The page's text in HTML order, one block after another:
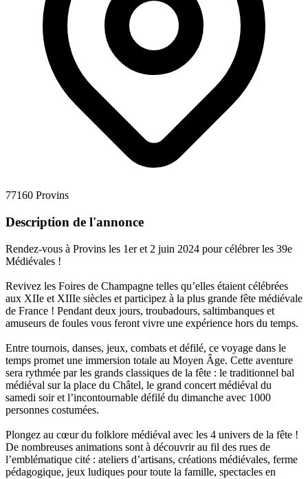
77160 Provins
Description de l'annonce
Rendez-vous à Provins les 1er et 2 juin 2024 pour célébrer les 39e
Médiévales !
Revivez les Foires de Champagne telles qu’elles étaient célébrées
aux XIIe et XIIIe siècles et participez à la plus grande fête médiévale
de France ! Pendant deux jours, troubadours, saltimbanques et
amuseurs de foules vous feront vivre une expérience hors du temps.
Entre tournois, danses, jeux, combats et défilé, ce voyage dans le
temps promet une immersion totale au Moyen Âge. Cette aventure
sera rythmée par les grands classiques de la fête : le traditionnel bal
médiéval sur la place du Châtel, le grand concert médiéval du
samedi soir et l’incontournable défilé du dimanche avec 1000
personnes costumées.
Plongez au cœur du folklore médiéval avec les 4 univers de la fête !
De nombreuses animations sont à découvrir au fil des rues de
l’emblématique cité : ateliers d’artisans, créations médiévales, ferme
pédagogique, jeux ludiques pour toute la famille, spectacles en